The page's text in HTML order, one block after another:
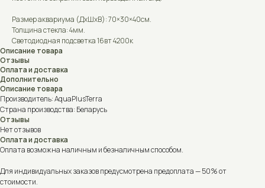
Размер аквариума (ДxШxВ): 70×30×40см.
Толщина стекла: 4мм.
Светодиодная подсветка 16вт 4200к
Описание товара
Отзывы
Оплата и доставка
Дополнительно
Описание товара
Производитель: AquaPlusTerra
Страна производства: Беларусь
Отзывы
Нет отзывов
Оплата и доставка
Оплата возможна наличным и безналичным способом.
Для индивидуальных заказов предусмотрена предоплата — 50% от
стоимости.